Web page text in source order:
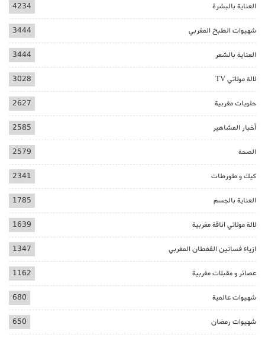
العناية بالبشرة 4234
شهيوات الطبخ المغربي 3444
العناية بالشعر 3444
لالة مولاتي TV 3028
حلويات مغربية 2627
أخبار المشاهير 2585
الصحة 2579
كيك و طورطات 2341
العناية بالجسم 1785
لالة مولاتي اناقة مغربية 1639
ازياء فساتين القفطان المغربي 1347
عصائر و مقبلات مغربية 1162
شهيوات عالمية 680
شهيوات رمضان 650